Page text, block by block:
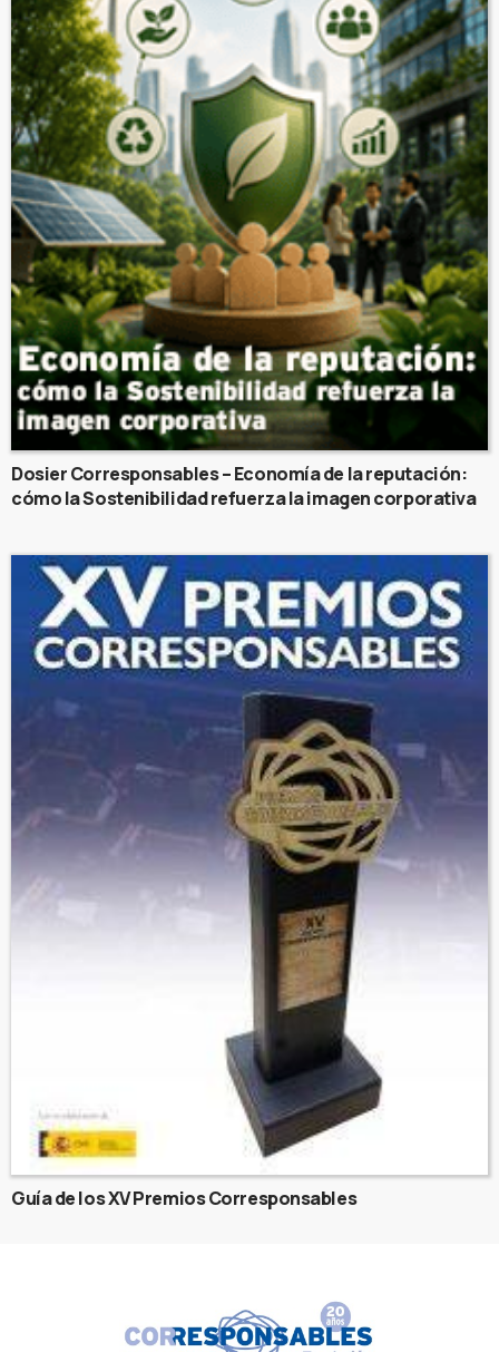
Dosier Corresponsables – Economía de la reputación:
cómo la Sostenibilidad refuerza la imagen corporativa
Guía de los XV Premios Corresponsables